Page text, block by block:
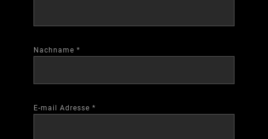
Nachname *
E-mail Adresse *